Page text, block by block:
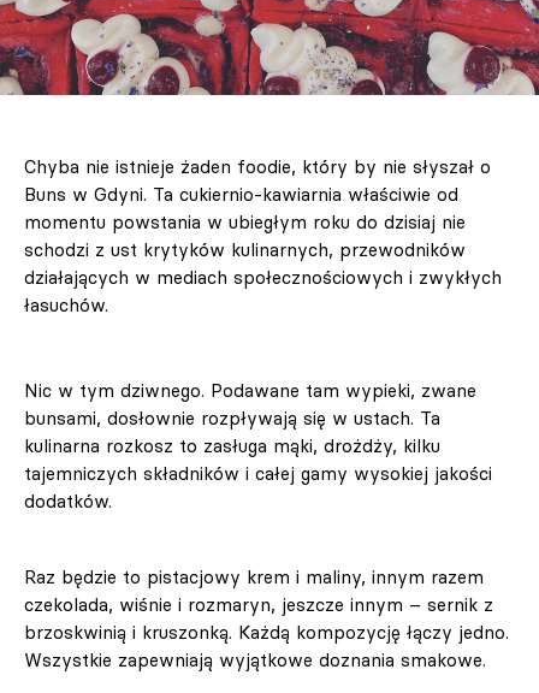
Chyba nie istnieje żaden foodie, który by nie słyszał o
Buns w Gdyni. Ta cukiernio-kawiarnia właściwie od
momentu powstania w ubiegłym roku do dzisiaj nie
schodzi z ust krytyków kulinarnych, przewodników
działających w mediach społecznościowych i zwykłych
łasuchów.
Nic w tym dziwnego. Podawane tam wypieki, zwane
bunsami, dosłownie rozpływają się w ustach. Ta
kulinarna rozkosz to zasługa mąki, drożdży, kilku
tajemniczych składników i całej gamy wysokiej jakości
dodatków.
Raz będzie to pistacjowy krem i maliny, innym razem
czekolada, wiśnie i rozmaryn, jeszcze innym – sernik z
brzoskwinią i kruszonką. Każdą kompozycję łączy jedno.
Wszystkie zapewniają wyjątkowe doznania smakowe.